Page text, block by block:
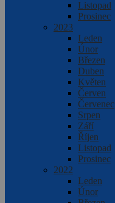
Listopad
Prosinec
2023
Leden
Únor
Březen
Duben
Květen
Červen
Červenec
Srpen
Září
Říjen
Listopad
Prosinec
2022
Leden
Únor